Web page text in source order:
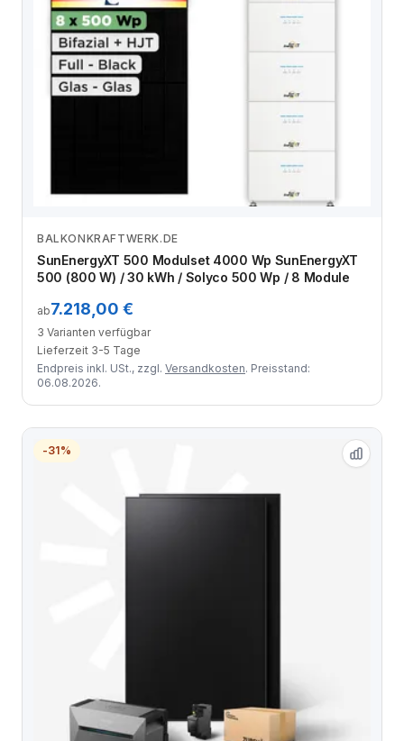
Zum Angebot
BALKONKRAFTWERK.DE
SunEnergyXT 500 Modulset 4000 Wp SunEnergyXT
500 (800 W) / 30 kWh / Solyco 500 Wp / 8 Module
ab7.218,00 €
3 Varianten verfügbar
Lieferzeit 3-5 Tage
Endpreis inkl. USt., zzgl. Versandkosten. Preisstand:
06.08.2026.
-31%